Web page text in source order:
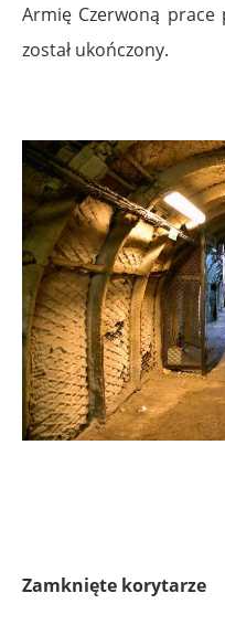
Armię Czerwoną
został ukończony.
Zamknięte korytarze